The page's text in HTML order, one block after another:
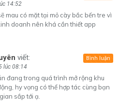
14:52
mau có mặt tại mỏ cày bắc bến tre vì
doanh nên khá cần thiết app
viết:
lúc 08:14
đang trong quá trình mở rộng khu
hy vọng có thể hợp tác cùng bạn
sắp tới ạ.
Bình luận